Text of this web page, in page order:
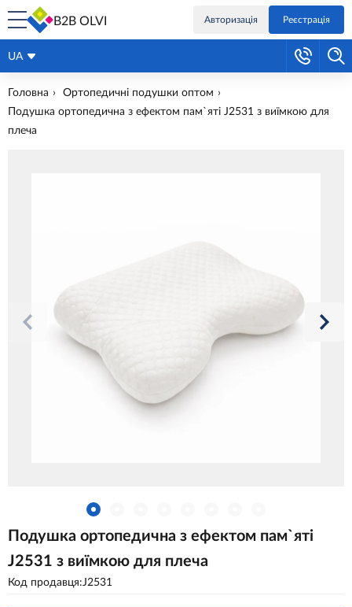
B2B OLVI Авторизація Реєстрація
UA
Головна
Ортопедичні подушки оптом
Подушка ортопедична з ефектом пам`яті J2531 з виїмкою для
плеча
Подушка ортопедична з ефектом пам`яті
J2531 з виїмкою для плеча
Код продавця:J2531